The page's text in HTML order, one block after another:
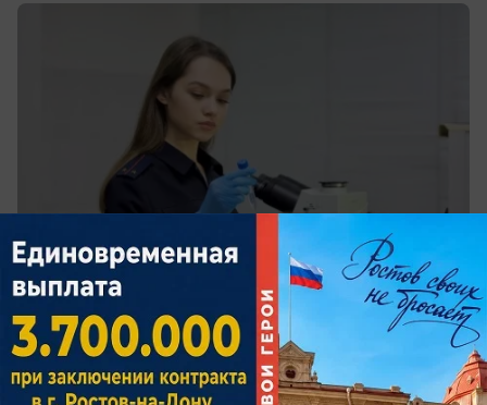
сегодня в 16:00